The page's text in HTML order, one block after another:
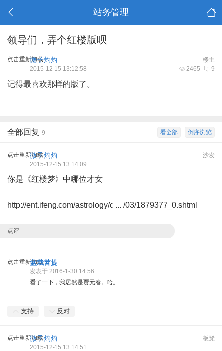
站务管理
领导们，弄个红楼版呗
点击重新加载 楼主
微子灼灼
2465 9
2015-12-15 13:12:58
记得最喜欢那样的版了。
倒序浏览
看全部
全部回复 9
点击重新加载 沙发
微子灼灼
2015-12-15 13:14:09
你是《红楼梦》中哪位才女
http://ent.ifeng.com/astrology/c ... /03/1879377_0.shtml
点评
点击重新加载盆栽菩提
发表于 2016-1-30 14:56
看了一下，我居然是贾元春。哈。
支持 反对
点击重新加载 板凳
微子灼灼
2015-12-15 13:14:51